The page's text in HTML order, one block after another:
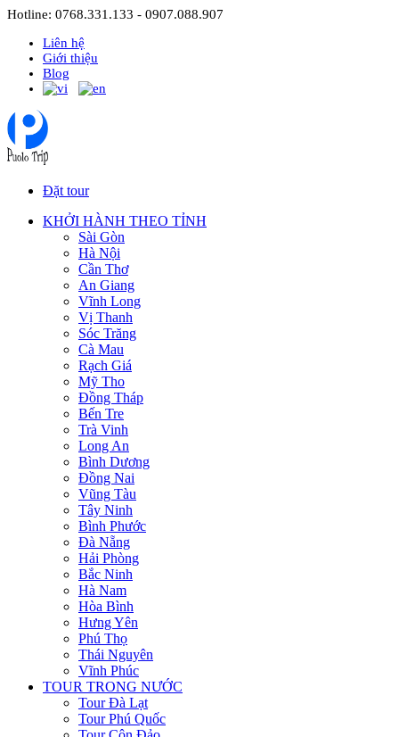
Hotline: 0768.331.133 - 0907.088.907
Liên hệ
Giới thiệu
Blog
Đặt tour
KHỞI HÀNH THEO TỈNH
Sài Gòn
Hà Nội
Cần Thơ
An Giang
Vĩnh Long
Vị Thanh
Sóc Trăng
Cà Mau
Rạch Giá
Mỹ Tho
Đồng Tháp
Bến Tre
Trà Vinh
Long An
Bình Dương
Đồng Nai
Vũng Tàu
Tây Ninh
Bình Phước
Đà Nẵng
Hải Phòng
Bắc Ninh
Hà Nam
Hòa Bình
Hưng Yên
Phú Thọ
Thái Nguyên
Vĩnh Phúc
TOUR TRONG NƯỚC
Tour Đà Lạt
Tour Phú Quốc